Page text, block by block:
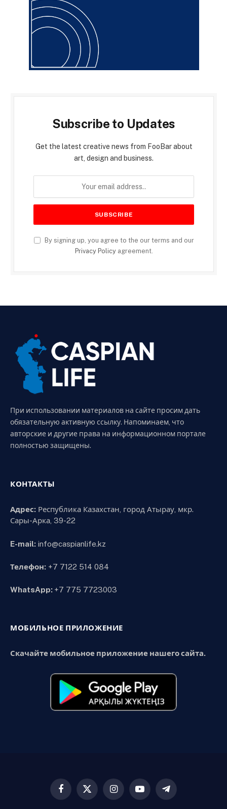
Subscribe to Updates
Get the latest creative news from FooBar about
art, design and business.
By signing up, you agree to the our terms and our
Privacy Policyagreement.
При использовании материалов на сайте просим дать
обязательную активную ссылку. Напоминаем, что
авторские и другие права на информационном портале
полностью защищены.
КОНТАКТЫ
Адрес: Республика Казахстан, город Атырау, мкр.
Сары-Арка, 39-22
E-mail: info@caspianlife.kz
Телефон: +7 7122 514 084
WhatsApp: +7 775 7723003
МОБИЛЬНОЕ ПРИЛОЖЕНИЕ
Скачайте мобильное приложение нашего сайта.
Facebook
X
InstagramYouTubeTelegram